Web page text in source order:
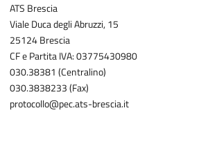
ATS Brescia
Viale Duca degli Abruzzi, 15
25124 Brescia
CF e Partita IVA: 03775430980
030.38381 (Centralino)
030.3838233 (Fax)
protocollo@pec.ats-brescia.it